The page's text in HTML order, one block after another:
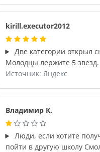
kirill.executor2012
Две категории открыл
Молодцы лержите 5 звезд.
Источник: Яндекс
Владимир К.
Люди, если хотите
пойти в другую школу